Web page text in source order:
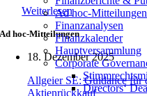
Ad hoc-Mitteilungen
Finanzanalysen
Finanzkalender
Hauptversammlung
Corporate
Directors‘
Weiterlesen
Ad hoc-Mitteilungen
18. Dezember 2025
Allgeier SE: Guidance für
Aktienrückkauf